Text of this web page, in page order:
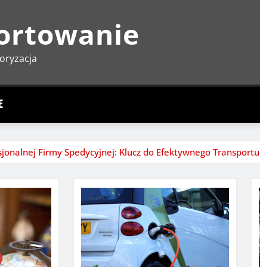
Firmy Spedycyjnej: Klucz do Efektywnego Transportu